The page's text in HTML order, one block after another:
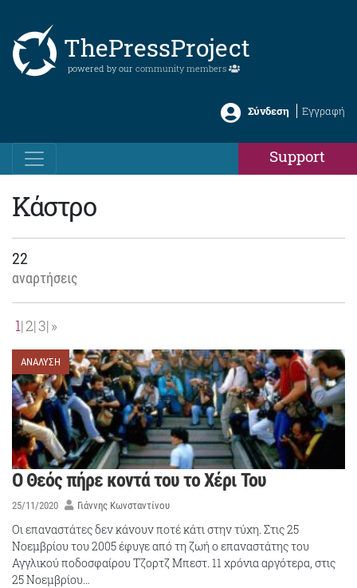
ThePressProject
powered by our community members
Σύνδεση Εγγραφή
Support
Κάστρο
22
αναρτήσεις
1 2 3 »
ΑΝΑΛΥΣΗ
Ο Θεός πήρε κοντά του το Χέρι Του
25/11/2020 Γιάννης Κωνσταντίνου
Οι επαναστάτες δεν κάνουν ποτέ κάτι στην τύχη. Στις 25
Νοεμβρίου του 2005 έφυγε από τη ζωή ο επαναστάτης του
Αγγλικού ποδοσφαίρου Τζορτζ Μπεστ. 11 χρόνια αργότερα, στις
25 Νοεμβρίου…